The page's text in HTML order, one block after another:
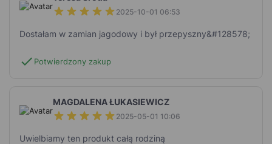
2025-10-01 06:53
Dostałam w zamian jagodowy i był przepyszny&#128578;
check Potwierdzony zakup
MAGDALENA ŁUKASIEWICZ
2025-05-01 10:06
Uwielbiamy ten produkt całą rodziną